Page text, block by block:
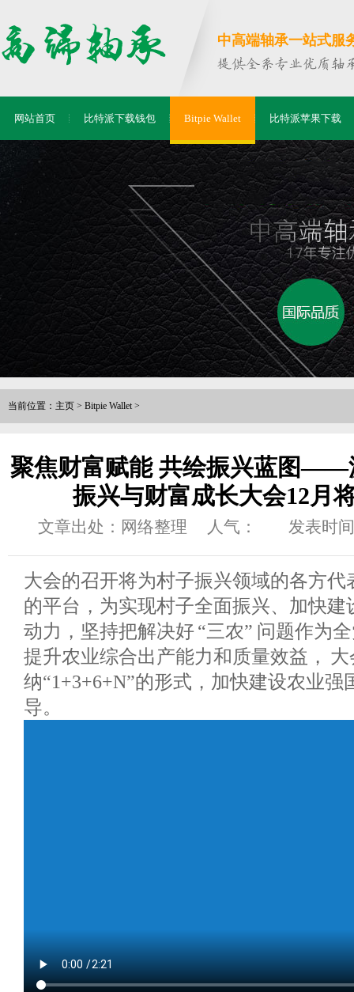
中高端轴承一站式服
网站首页 比特派下载钱包 Bitpie Wallet 比特派苹果下载
当前位置： 主页 > Bitpie Wallet >
聚焦财富赋能 共绘振兴蓝图——
振兴与财富成长大会12月
文章出处：网络整理 人气： 发表时
大会的召开将为村子振兴领域的各方
的平台，为实现村子全面振兴、加快
动力，坚持把解决好 “三农” 问题作为
提升农业综合出产能力和质量效益，
纳“1+3+6+N”的形式，加快建设农业强
导。